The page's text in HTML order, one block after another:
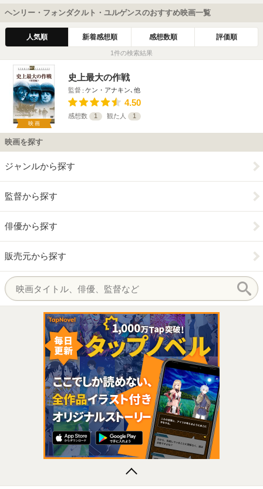
ヘンリー・フォンダクルト・ユルゲンスのおすすめ映画一覧
人気順 新着感想順 感想数順 評価順
1件の検索結果
映画
史上最大の作戦
監督 ケン・アナキン､他
4.50
感想数 1 観た人 1
映画を探す
ジャンルから探す
監督から探す
俳優から探す
販売元から探す